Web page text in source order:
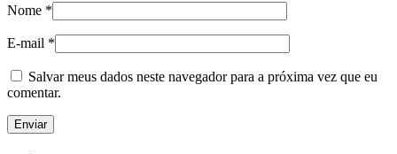
Nome *
E-mail *
Salvar meus dados neste navegador para a próxima vez que eu
comentar.